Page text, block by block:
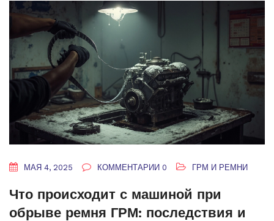
МАЯ 4, 2025 КОММЕНТАРИИ 0 ГРМ И РЕМНИ
Что происходит с машиной при
обрыве ремня ГРМ: последствия и